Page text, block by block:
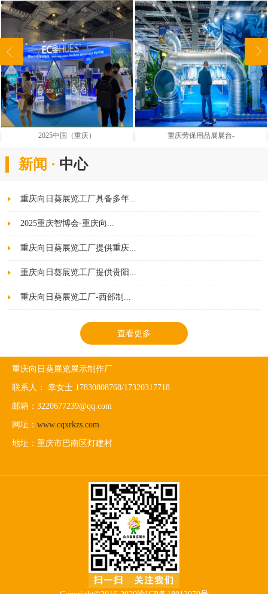
2025中国（重庆） 重庆劳保用品展展台-
新闻 · 中心
重庆向日葵展览工厂具备多年...
2025重庆智博会-重庆向...
重庆向日葵展览工厂提供重庆...
重庆向日葵展览工厂提供贵阳...
重庆向日葵展览工厂-西部制...
查看更多
重庆向日葵展览展示制作厂
联系人： 幸女士 17830808768/17320317718
邮箱：3220677239@qq.com
网址： www.cqxrkzs.com
地址：重庆市巴南区灯建村